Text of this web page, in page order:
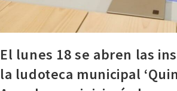
El lunes 18 se abren las
la ludoteca municipal